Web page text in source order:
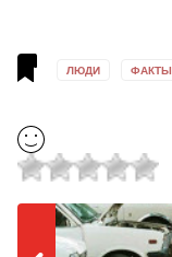
ЛЮДИ ФАКТЫ